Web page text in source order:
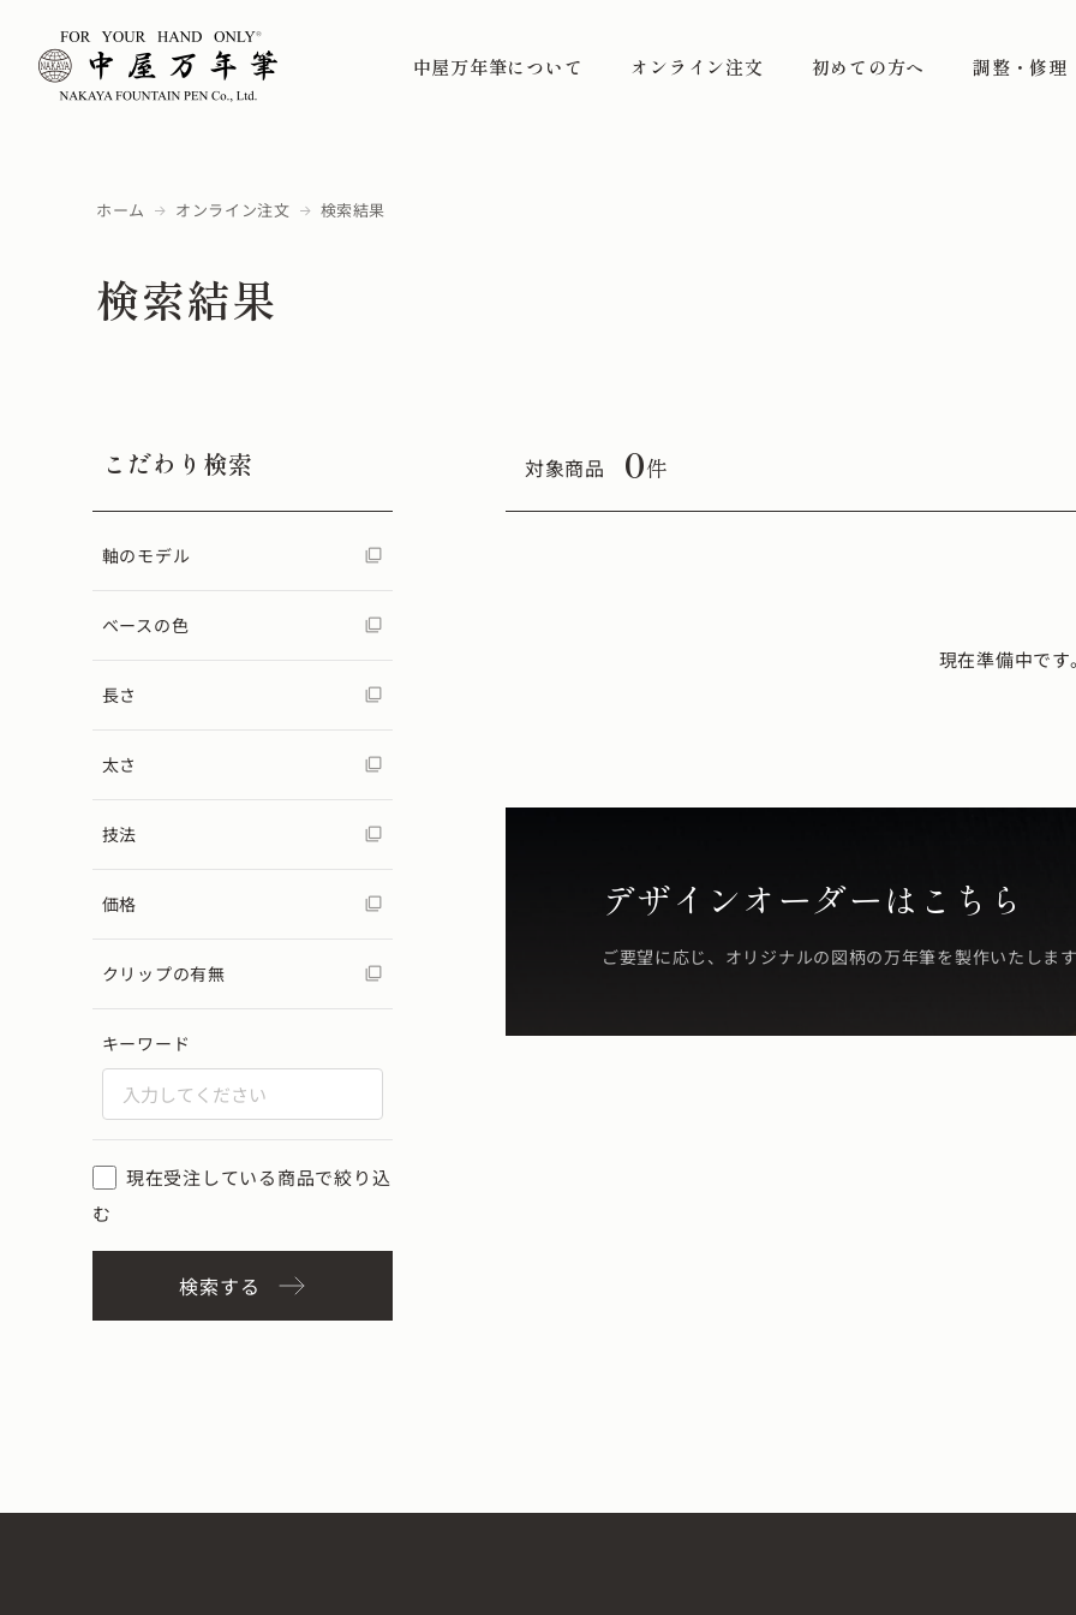
中屋万年筆について オンライン注文 初めての方へ 調整・修理
ホーム オンライン注文 検索結果
検索結果
こだわり検索
軸のモデル
ベースの色
長さ
太さ
技法
価格
クリップの有無
キーワード
現在受注している商品で絞り込
む
検索する
対象商品 0件
現在準備中です
デザインオーダーはこちら
ご要望に応じ、オリジナルの図柄の万年筆を製作いたしま